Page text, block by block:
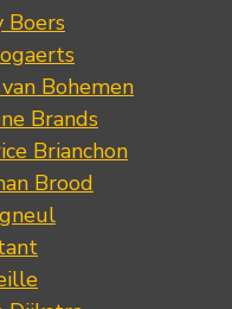
Bohemen
Brands
Brianchon
Brood